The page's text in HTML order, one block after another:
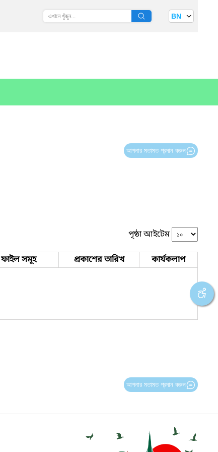
BN
আপনার মতামত প্রদান করুন
পৃষ্ঠা আইটেম
ফাইল সমূহ প্রকাশের তারিখ কার্যকলাপ
আপনার মতামত প্রদান করুন